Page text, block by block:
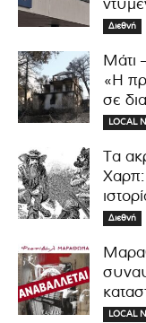
Διεθνή
Μάτι
«Η
σε
LOCAL
Τα
Χαρπ:
Διεθνή
LOCAL